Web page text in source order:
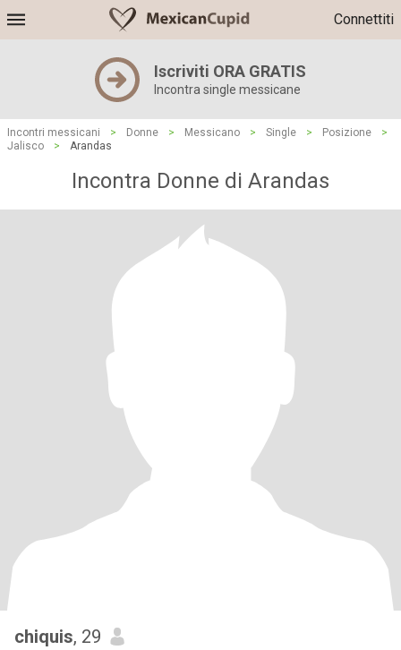
Connettiti
Iscriviti ORA GRATIS
Incontra single messicane
Incontri messicani > Donne > Messicano > Single > Posizione
>
Jalisco
> Arandas
Incontra Donne di Arandas
chiquis, 29